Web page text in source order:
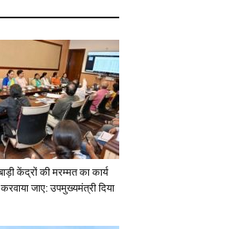
केंद्रों की मरम्मत का कार्य
जाए: उपमुख्यमंत्री दिया